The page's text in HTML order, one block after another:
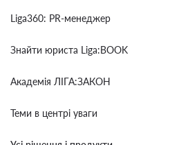
Liga360: PR-менеджер
Знайти юриста Liga:BOOK
Академія ЛІГА:ЗАКОН
Теми в центрі уваги